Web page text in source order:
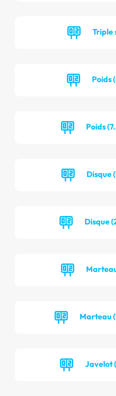
Triple
Poids
Poids
Disque
Disque
Marteau
Javelot